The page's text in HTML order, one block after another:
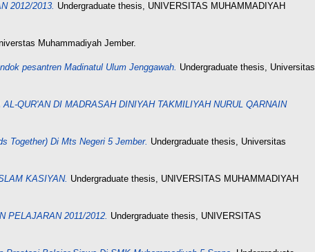
2012/2013. Undergraduate thesis, UNIVERSITAS MUHAMMADIYAH
Muhammadiyah Jember.
pesantren Madinatul Ulum Jenggawah. Undergraduate thesis, Universitas
QUR'AN DI MADRASAH DINIYAH TAKMILIYAH NURUL QARNAIN
Together) Di Mts Negeri 5 Jember. Undergraduate thesis, Universitas
KASIYAN. Undergraduate thesis, UNIVERSITAS MUHAMMADIYAH
PELAJARAN 2011/2012. Undergraduate thesis, UNIVERSITAS